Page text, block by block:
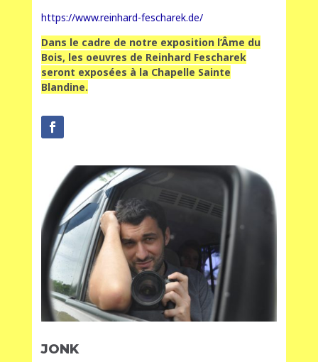
https://www.reinhard-fescharek.de/
Dans le cadre de notre exposition l’Âme du
Bois, les oeuvres de Reinhard Fescharek
seront exposées à la Chapelle Sainte
Blandine.
JONK